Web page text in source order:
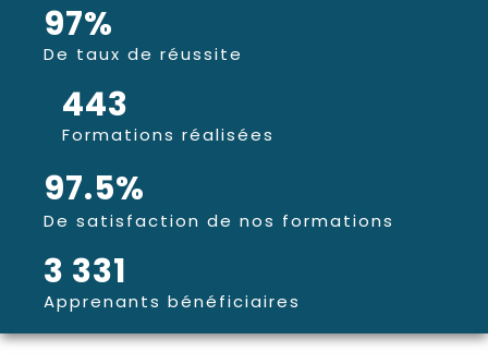
De taux de réussite
97%
Formations réalisées
443
De satisfaction de nos formations
97.5%
Apprenants bénéficiaires
3 331